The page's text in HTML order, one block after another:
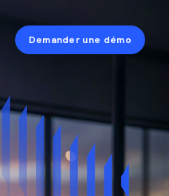
Demander une démo